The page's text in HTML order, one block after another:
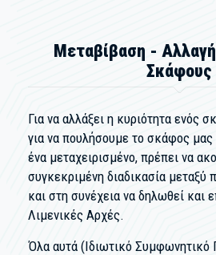
Μεταβίβαση -
Σκάφους
Για να αλλάξει η κυριότητα ενός
για να πουλήσουμε το σκάφος μας
ένα μεταχειρισμένο, πρέπει να
συγκεκριμένη διαδικασία μεταξύ
και στη συνέχεια να δηλωθεί και
Λιμενικές Αρχές.
Όλα αυτά (Ιδιωτικό